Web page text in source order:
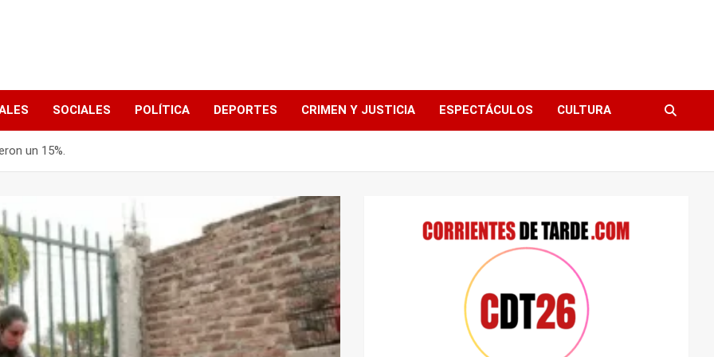
SOCIALES POLÍTICA DEPORTES CRIMEN Y JUSTICIA ESPECTÁCULOS CULTURA
un 15%.